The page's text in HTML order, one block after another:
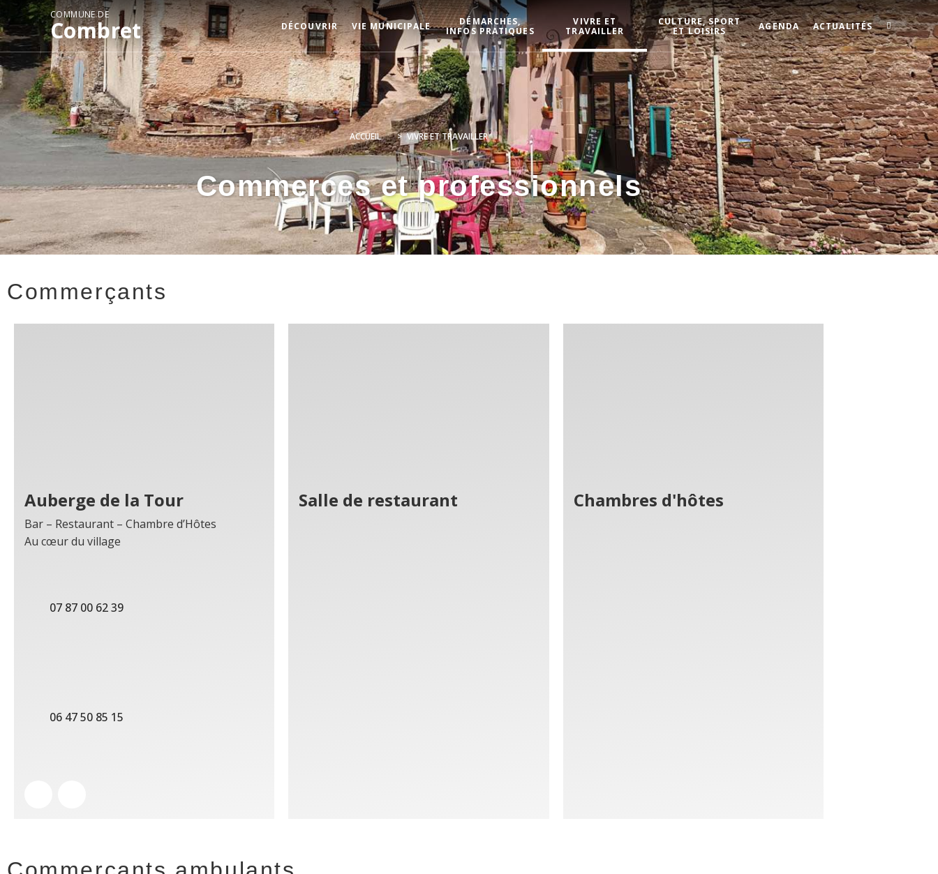
COMMUNE DE
Combret DÉCOUVRIR VIE MUNICIPALE
DÉMARCHES,
INFOS PRATIQUES
VIVRE ET
TRAVAILLER
CULTURE, SPORT
ET LOISIRS
AGENDA ACTUALITÉS
ACCUEIL > VIVRE ET TRAVAILLER
Commerces et professionnels
Commerçants
Auberge de la Tour
Bar – Restaurant – Chambre d’Hôtes
Au cœur du village
07 87 00 62 39
06 47 50 85 15
Salle de restaurant Chambres d'hôtes